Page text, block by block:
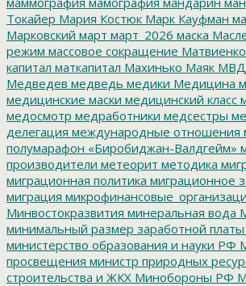
Токайер Мария Костюк Марк Кауфман
Марковский март март_2026 маска
режим массовое сокращение Матвиенко
капитал маткапитал Махинько Маяк МВД
Медведев медведь медики Медицина
медицинские маски медицинский класс
медосмотр медработники медсестры
делегация международные отношения
полумарафон «Биробиджан-Валдгейм»
производители метеорит методика
миграционная политика миграционное
миграция
Минвостокразвития минеральная вода
минимальный размер заработной платы
министерство образования и науки РФ
просвещения министр природных
строительства и ЖКХ Минобороны РФ